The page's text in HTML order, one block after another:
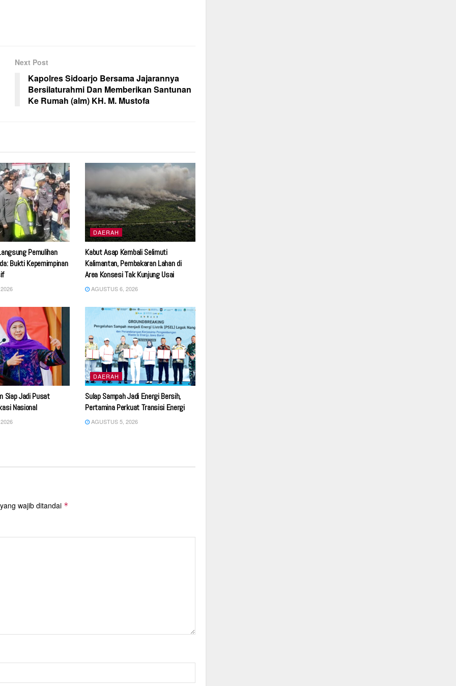
Next Post
Kapolres Sidoarjo Bersama Jajarannya
Bersilaturahmi Dan Memberikan Santunan
Ke Rumah (alm) KH. M. Mustofa
Pemulihan
Bukti Kepemimpinan
DAERAH
Kabut Asap Kembali Selimuti
Kalimantan, Pembakaran Lahan di
Area Konsesi Tak Kunjung Usai
AGUSTUS 6, 2026
Siap Jadi Pusat
Nasional
DAERAH
Sulap Sampah Jadi Energi Bersih,
Pertamina Perkuat Transisi Energi
AGUSTUS 5, 2026
wajib ditandai *